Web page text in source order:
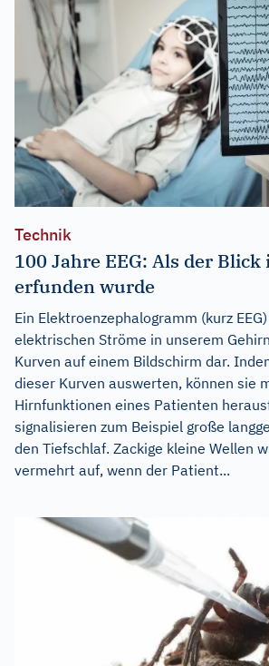
Technik
100 Jahre EEG: Als der Blick
erfunden wurde
Ein Elektroenzephalogramm (kurz
elektrischen Ströme in unserem
Kurven auf einem Bildschirm dar.
dieser Kurven auswerten, können sie
Hirnfunktionen eines Patienten
signalisieren zum Beispiel große
den Tiefschlaf. Zackige kleine Wellen
vermehrt auf, wenn der Patient...